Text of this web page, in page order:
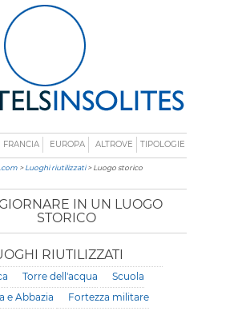
FRANCIA EUROPA ALTROVE TIPOLOGIE
>Luoghi riutilizzati> Luogo storico
IN UN LUOGO
STORICO
RIUTILIZZATI
Torre dell'acqua
Scuola
e Abbazia
Fortezza militare